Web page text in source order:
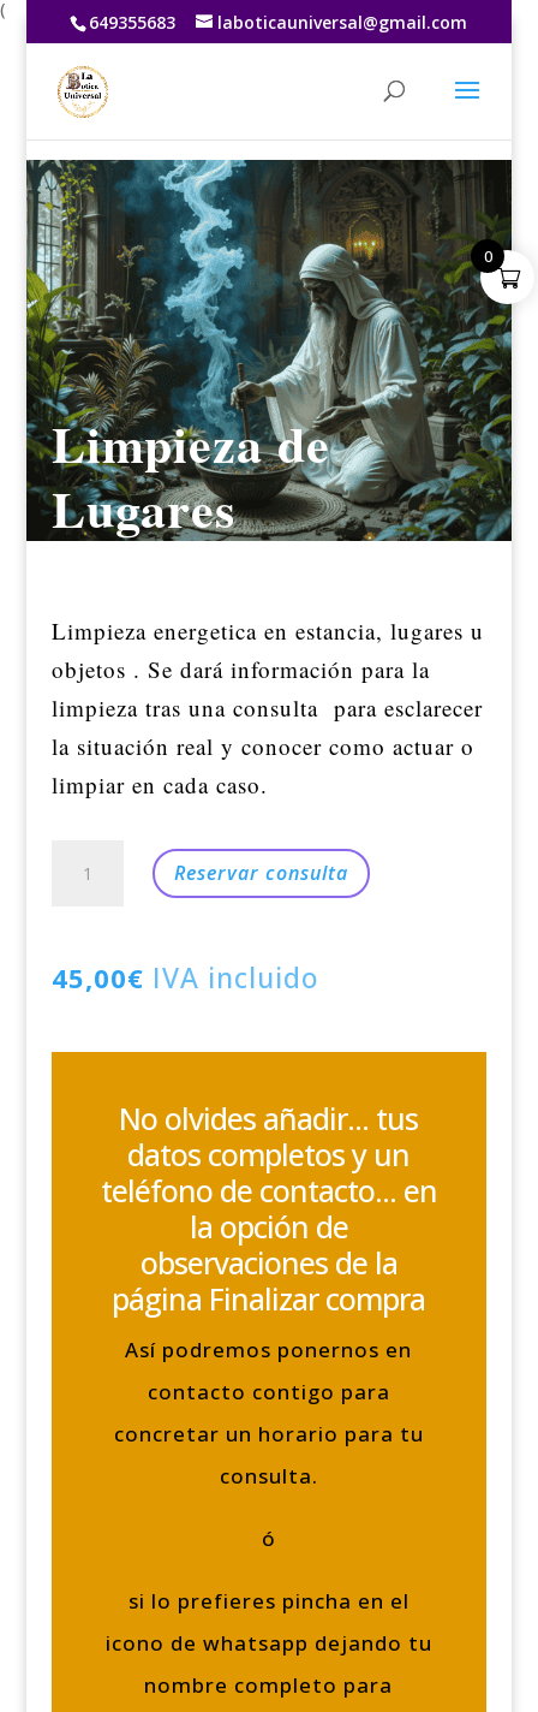
(
649355683 laboticauniversal@gmail.com
Limpieza de
Lugares
Limpieza energetica en estancia, lugares u
objetos . Se dará información para la
limpieza tras una consulta para esclarecer
la situación real y conocer como actuar o
limpiar en cada caso.
Limpieza
Reservar consulta
45,00€ IVA incluido
No olvides añadir... tus
datos completos y un
teléfono de contacto... en
la opción de
observaciones de la
página Finalizar compra
Así podremos ponernos en
contacto contigo para
concretar un horario para tu
consulta.
ó
si lo prefieres pincha en el
icono de whatsapp dejando tu
nombre completo para
0